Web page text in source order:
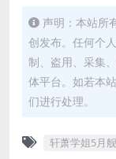
声明：本站所
创发布。任何个
制、盗用、采集
体平台。如若本
们进行处理。
轩萧学姐5月